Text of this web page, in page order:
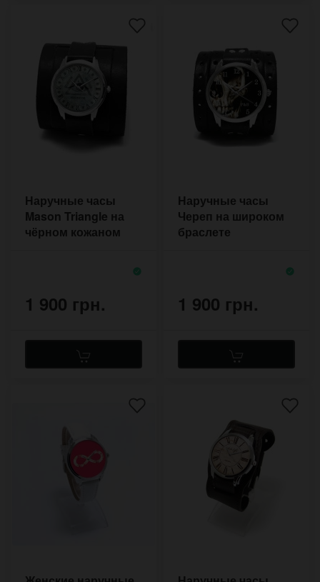
Наручные часы
Mason Triangle на
чёрном кожаном
1 900 грн.
Наручные часы
Череп на широком
браслете
1 900 грн.